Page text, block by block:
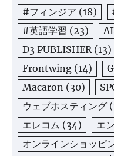
#フィンジア (18)
#英語学習 (23)
D3 PUBLISHER(13)
Frontwing (14)
Macaron (30)
ウェブホスティング
エレコム (34) エ
オンラインショッピ